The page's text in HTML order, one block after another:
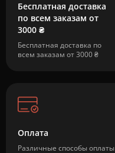
Бесплатная доставка
по всем заказам от
3000 ₴
Бесплатная доставка по
всем заказам от 3000 ₴
Оплата
Различные способы оплаты